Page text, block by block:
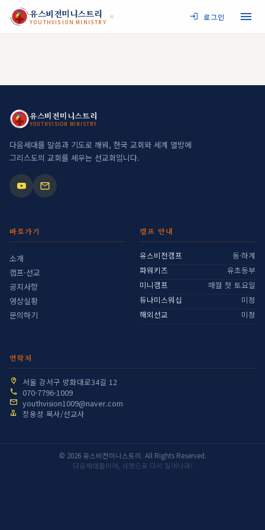
JESUS MY SAVIOR
YOUTHVISION MINISTRY
유스비전미니스트리
YOUTHVISION MINISTRY
로그인
JESUS MY SAVIOR
YOUTHVISION MINISTRY
유스비전미니스트리
YOUTHVISION MINISTRY
다음세대를 말씀과 기도로 깨워, 한국 교회와 세계 열방에
그리스도의 교회를 세우는 선교회입니다.
바로가기
소개
캠프·선교
공지사항
영상실황
문의하기
캠프 안내
유스비전캠프
동·하계
파워키즈
유초등부
미니캠프
매월 첫 토요일
듀나미스워십
미정
해외선교
미정
연락처
서울 강서구 방화대로34길 12
070-7796-1009
youthvision1009@naver.com
장용성 목사/선교사
© 2026 유스비전미니스트리. All Rights Reserved.
다음세대들이여, 사명으로 다시 일어나라!